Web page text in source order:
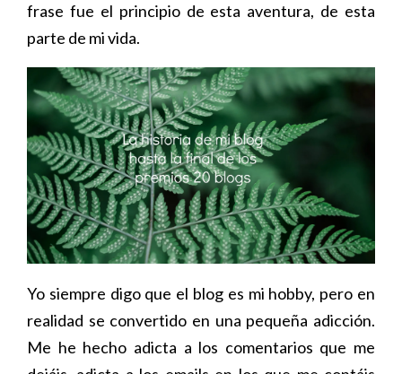
frase fue el principio de esta aventura, de esta
parte de mi vida.
Yo siempre digo que el blog es mi hobby, pero en
realidad se convertido en una pequeña adicción.
Me he hecho adicta a los comentarios que me